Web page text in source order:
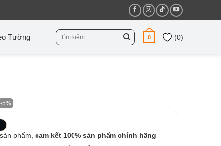
Tường
Tìm
kiếm:
0 (0)
-5%
phẩm, cam kết 100% sản phẩm chính hãng